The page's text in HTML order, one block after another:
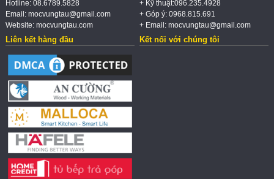
Hotline: 08.6789.5828
Email: mocvungtau@gmail.com
Website: mocvungtau.com
+ Kỹ thuật:096.235.4928
+ Góp ý: 0968.815.691
+ Email: mocvungtau@gmail.com
Liên kết hàng đầu Kết nối với chúng tôi